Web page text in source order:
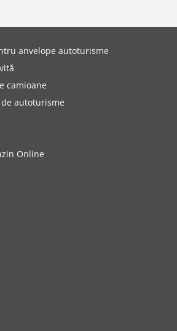
anvelope autoturisme
camioane
autoturisme
Online